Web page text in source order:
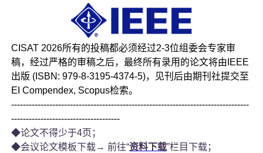
CISAT 2026所有的投稿都必须经过2-3位组委会专家审
稿，经过严格的审稿之后，最终所有录用的论文将由 IEEE
出版 (ISBN: 979-8-3195-4374-5)，见刊后由期刊社提交至
EI Compendex, Scopus检索。
---------------------------------------------------------------------------------
-------------------------------------
◆论文不得少于4页；
◆会议论文模板下载→ 前往“资料下载”栏目下载；